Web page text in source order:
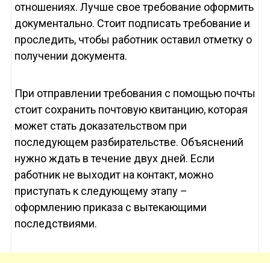
отношениях. Лучше свое требование оформить
документально. Стоит подписать требование и
проследить, чтобы работник оставил отметку о
получении документа.
При отправлении требования с помощью почты
стоит сохранить почтовую квитанцию, которая
может стать доказательством при
последующем разбирательстве. Объяснений
нужно ждать в течение двух дней. Если
работник не выходит на контакт, можно
приступать к следующему этапу –
оформлению приказа с вытекающими
последствиями.